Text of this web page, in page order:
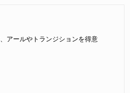
アールやトランジションを得意